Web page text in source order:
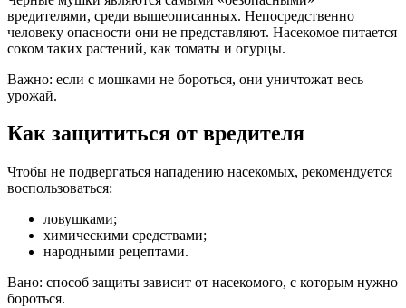
вредителями, среди вышеописанных. Непосредственно
человеку опасности они не представляют. Насекомое питается
соком таких растений, как томаты и огурцы.
Важно: если с мошками не бороться, они уничтожат весь
урожай.
Как защититься от вредителя
Чтобы не подвергаться нападению насекомых, рекомендуется
воспользоваться:
ловушками;
химическими средствами;
народными рецептами.
Вано: способ защиты зависит от насекомого, с которым нужно
бороться.